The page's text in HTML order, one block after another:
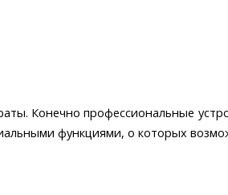
Конечно профессиональные
функциями, о которых